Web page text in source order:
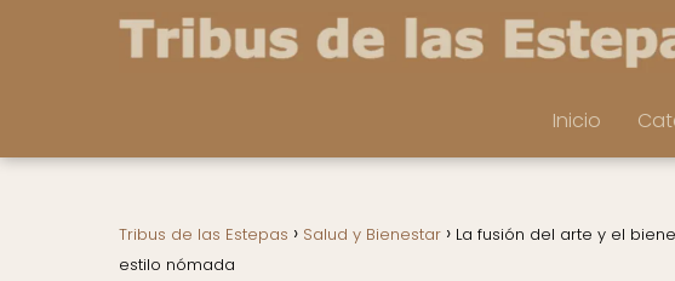
Inicio
Tribus de las Estepas Salud y Bienestar
La fusión del arte y el
estilo nómada